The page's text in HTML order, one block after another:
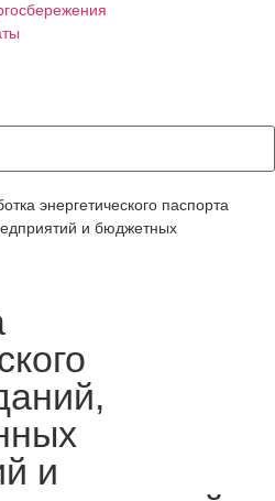
энергетического паспорта
и бюджетных
и